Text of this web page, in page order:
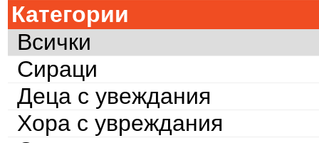
Категории
Всички
Сираци
Деца с увеждания
Хора с увреждания